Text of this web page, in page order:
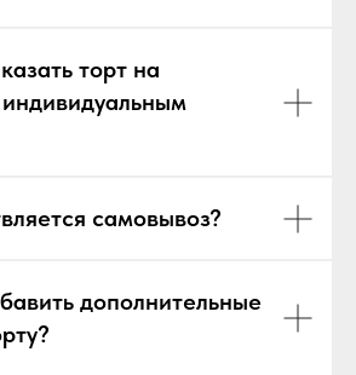
торт на
самовывоз?
дополнительные